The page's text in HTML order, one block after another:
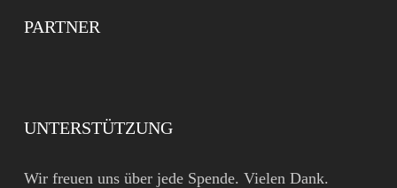
PARTNER
UNTERSTÜTZUNG
Wir freuen uns über jede Spende. Vielen Dank.